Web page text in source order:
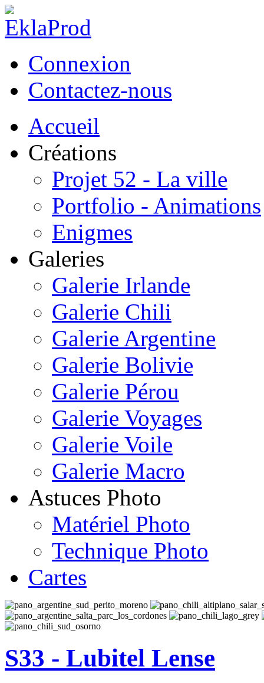
Connexion
Contactez-nous
Accueil
Créations
Projet 52 - La ville
Portfolio - Animations
Enigmes
Galeries
Galerie Irlande
Galerie Chili
Galerie Argentine
Galerie Bolivie
Galerie Pérou
Galerie Voyages
Galerie Voile
Galerie Macro
Astuces Photo
Matériel Photo
Technique Photo
Cartes
S33 - Lubitel Lense